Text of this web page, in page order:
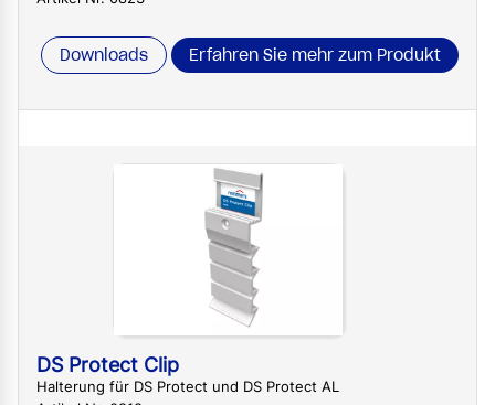
Downloads Erfahren Sie mehr zum Produkt
DS Protect Clip
Halterung für DS Protect und DS Protect AL